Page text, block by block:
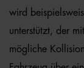
wird
unterstützt, der
mögliche